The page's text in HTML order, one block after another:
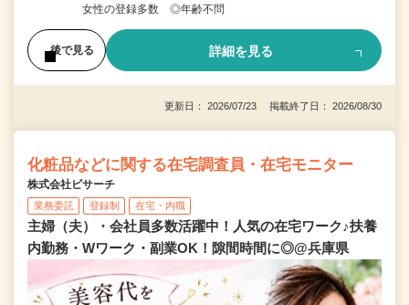
女性の登録多数 ◎年齢不問
後で見る 詳細を見る
更新日： 2026/07/23 掲載終了日： 2026/08/30
化粧品などに関する在宅調査員・在宅モニター
株式会社ビサーチ
業務委託 登録制 在宅・内職
主婦（夫）・会社員多数活躍中！人気の在宅ワーク♪扶養
内勤務・Wワーク・副業OK！隙間時間に◎@兵庫県